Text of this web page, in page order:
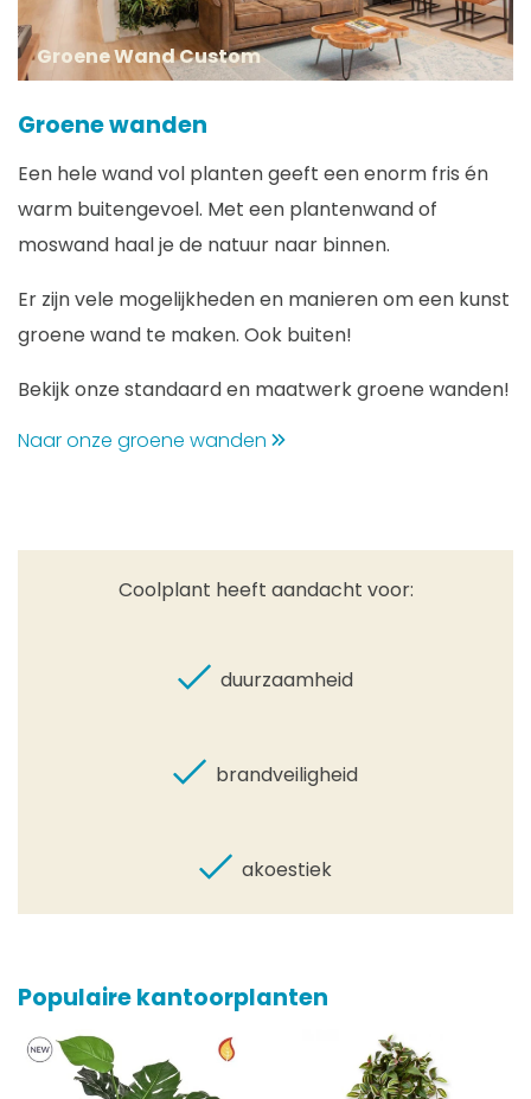
Groene Wand Custom
Groene wanden
Een hele wand vol planten geeft een enorm fris én
warm buitengevoel. Met een plantenwand of
moswand haal je de natuur naar binnen.
Er zijn vele mogelijkheden en manieren om een kunst
groene wand te maken. Ook buiten!
Bekijk onze standaard en maatwerk groene wanden!
Naar onze groene wanden
Coolplant heeft aandacht voor:
duurzaamheid
brandveiligheid
akoestiek
Populaire kantoorplanten